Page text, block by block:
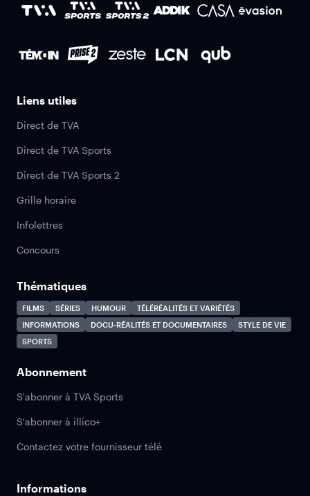
Liens utiles
Direct de TVA
Direct de TVA Sports
Direct de TVA Sports 2
Grille horaire
Infolettres
Concours
Thématiques
FILMS SÉRIES HUMOUR
TÉLÉRÉALITÉS ET VARIÉTÉS
INFORMATIONS
DOCU-RÉALITÉS ET DOCUMENTAIRES
STYLE DE VIE
SPORTS
Abonnement
S'abonner à TVA Sports
S'abonner à illico+
Contactez votre fournisseur télé
Informations